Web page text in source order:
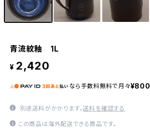
青流紋釉 1L
¥ 2,420
なら 手数料無料で 月々¥800
別途送料がかかります。送料を確認する
この商品は海外配送できる商品です。